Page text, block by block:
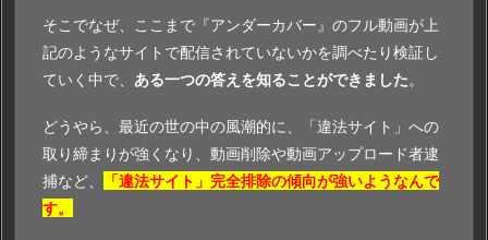
そこでなぜ、ここまで『アンダーカバー』のフル動画が上
記のようなサイトで配信されていないかを調べたり検証し
ていく中で、 ある一つの答えを知ることができました。
どうやら、最近の世の中の風潮的に、「違法サイト」への
取り締まりが強くなり、動画削除や動画アップロード者逮
捕など、
「違法サイト」完全排除の傾向が強いようなんで
す。